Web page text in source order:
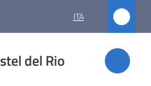
ITA
del Rio